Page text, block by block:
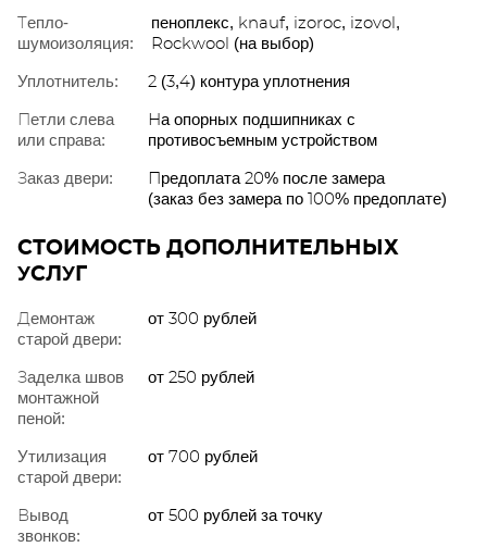
Тепло-
шумоизоляция:
пеноплекс, knauf, izoroc, izovol,
Rockwool (на выбор)
Уплотнитель:
2 (3,4) контура уплотнения
Петли слева
или справа:
На опорных подшипниках с
противосъемным устройством
Заказ двери:
Предоплата 20% после замера
(заказ без замера по 100% предоплате)
СТОИМОСТЬ ДОПОЛНИТЕЛЬНЫХ
УСЛУГ
Демонтаж
старой двери:
от 300 рублей
Заделка швов
монтажной
пеной:
от 250 рублей
Утилизация
старой двери:
от 700 рублей
Вывод
звонков:
от 500 рублей за точку